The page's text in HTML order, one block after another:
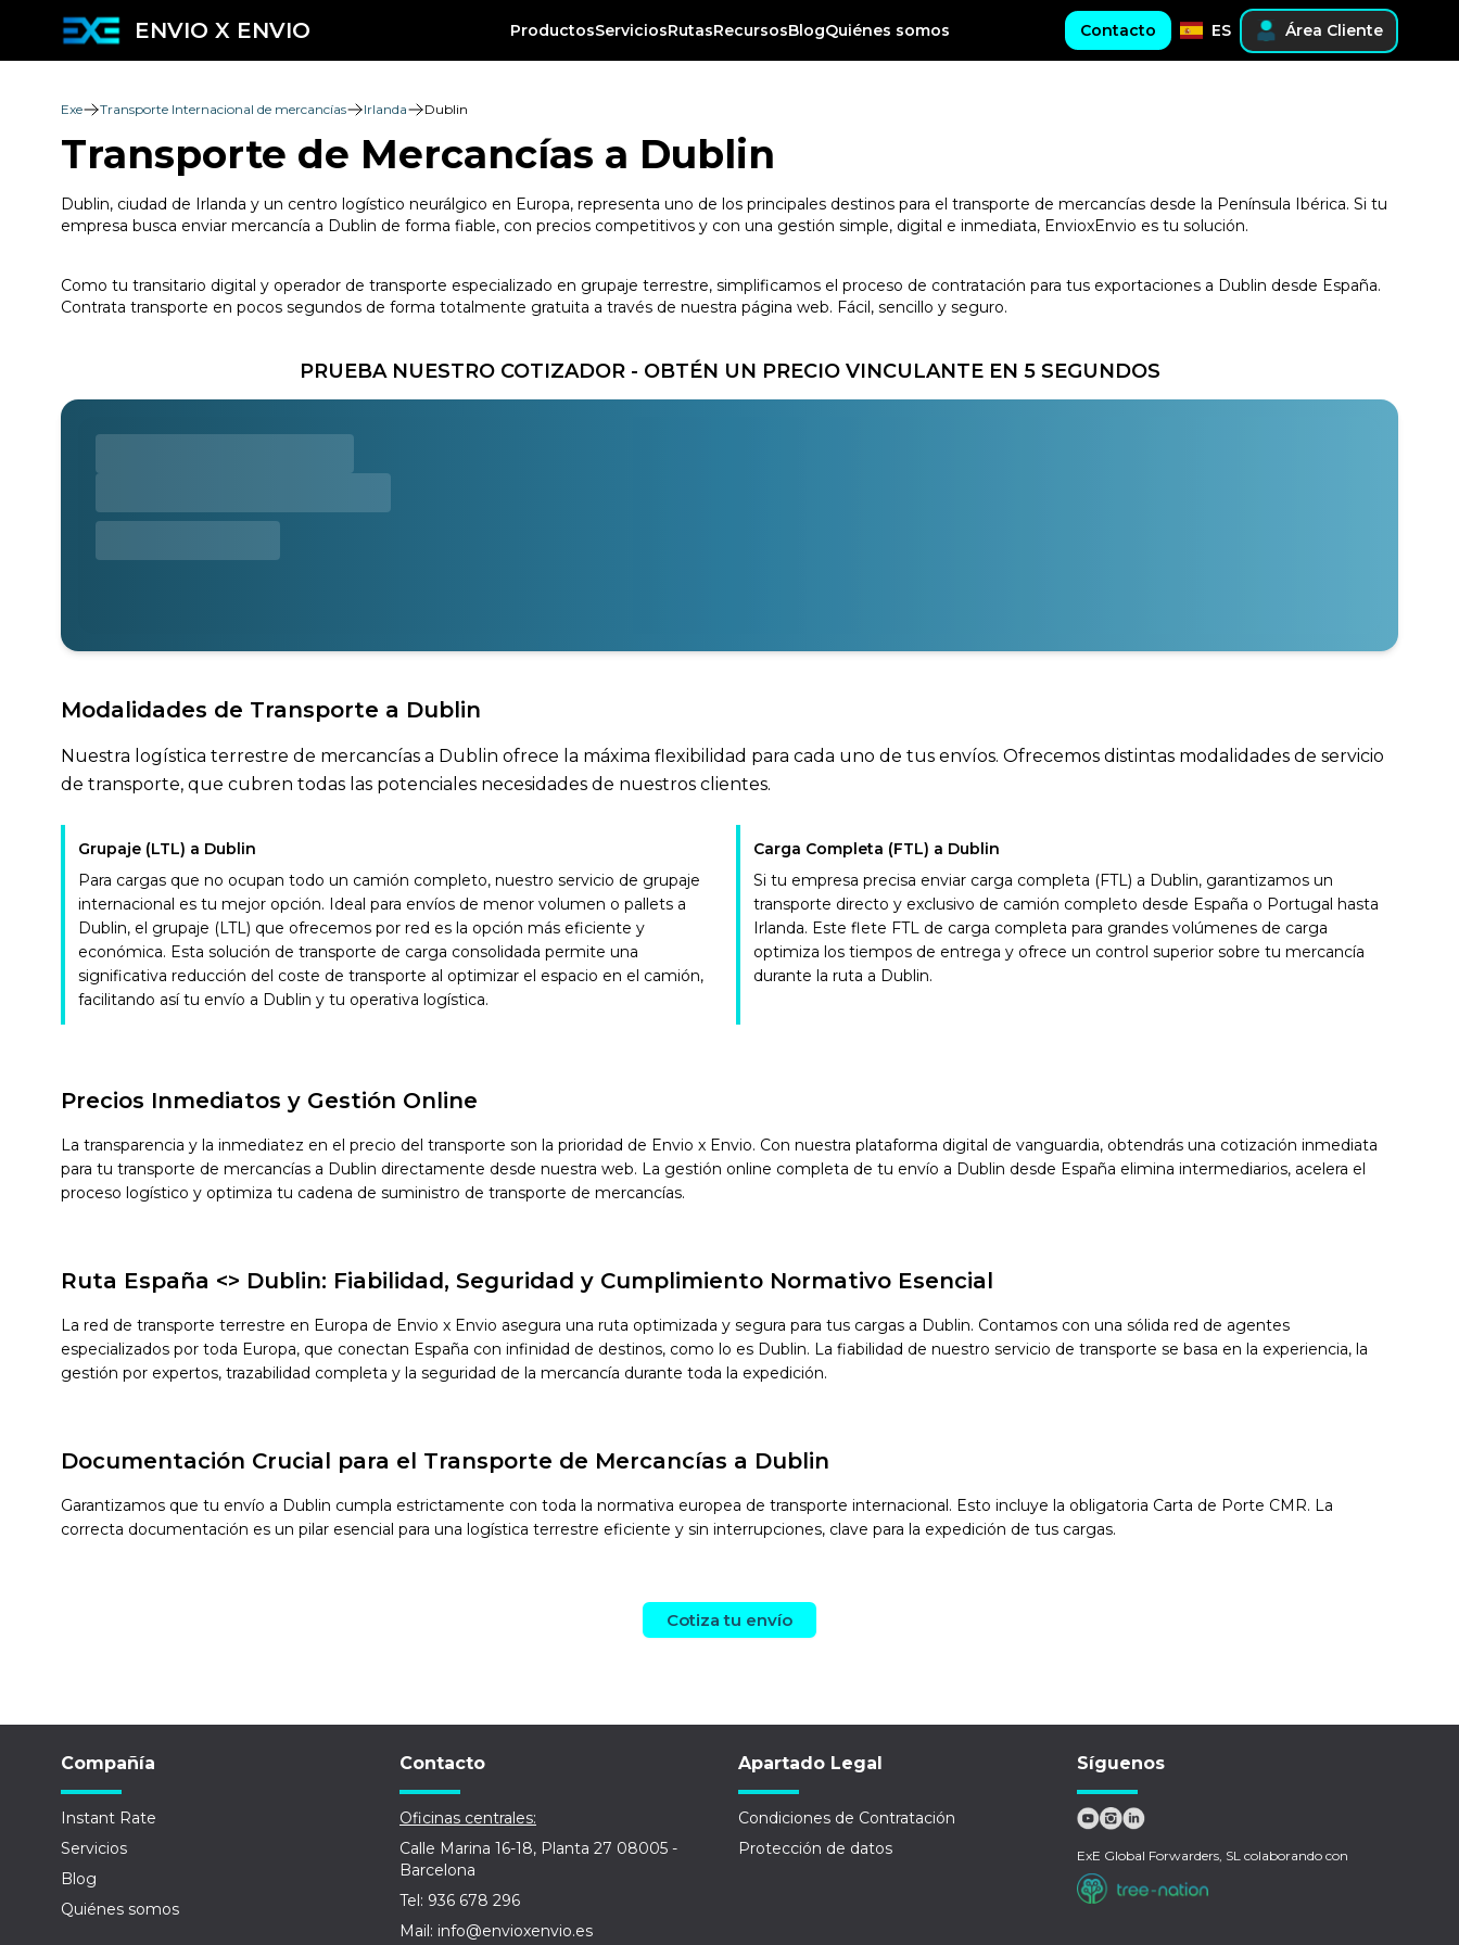
ENVIO X ENVIO ProductosServiciosRutasRecursosBlogQuiénes somos Contacto ES Área Cliente
Exe Transporte Internacional de mercancías Irlanda Dublin
Transporte de Mercancías a Dublin
Dublin, ciudad de Irlanda y un centro logístico neurálgico en Europa, representa uno de los principales destinos para el transporte de mercancías desde la Península Ibérica. Si tu
empresa busca enviar mercancía a Dublin de forma fiable, con precios competitivos y con una gestión simple, digital e inmediata, EnvioxEnvio es tu solución.
Como tu transitario digital y operador de transporte especializado en grupaje terrestre, simplificamos el proceso de contratación para tus exportaciones a Dublin desde España.
Contrata transporte en pocos segundos de forma totalmente gratuita a través de nuestra página web. Fácil, sencillo y seguro.
PRUEBA NUESTRO COTIZADOR - OBTÉN UN PRECIO VINCULANTE EN 5 SEGUNDOS
Modalidades de Transporte a Dublin
Nuestra logística terrestre de mercancías a Dublin ofrece la máxima flexibilidad para cada uno de tus envíos. Ofrecemos distintas modalidades de servicio
de transporte, que cubren todas las potenciales necesidades de nuestros clientes.
Grupaje (LTL) a Dublin
Para cargas que no ocupan todo un camión completo, nuestro servicio de grupaje
internacional es tu mejor opción. Ideal para envíos de menor volumen o pallets a
Dublin, el grupaje (LTL) que ofrecemos por red es la opción más eficiente y
económica. Esta solución de transporte de carga consolidada permite una
significativa reducción del coste de transporte al optimizar el espacio en el camión,
facilitando así tu envío a Dublin y tu operativa logística.
Carga Completa (FTL) a Dublin
Si tu empresa precisa enviar carga completa (FTL) a Dublin, garantizamos un
transporte directo y exclusivo de camión completo desde España o Portugal hasta
Irlanda. Este flete FTL de carga completa para grandes volúmenes de carga
optimiza los tiempos de entrega y ofrece un control superior sobre tu mercancía
durante la ruta a Dublin.
Precios Inmediatos y Gestión Online
La transparencia y la inmediatez en el precio del transporte son la prioridad de Envio x Envio. Con nuestra plataforma digital de vanguardia, obtendrás una cotización inmediata
para tu transporte de mercancías a Dublin directamente desde nuestra web. La gestión online completa de tu envío a Dublin desde España elimina intermediarios, acelera el
proceso logístico y optimiza tu cadena de suministro de transporte de mercancías.
Ruta España <> Dublin: Fiabilidad, Seguridad y Cumplimiento Normativo Esencial
La red de transporte terrestre en Europa de Envio x Envio asegura una ruta optimizada y segura para tus cargas a Dublin. Contamos con una sólida red de agentes
especializados por toda Europa, que conectan España con infinidad de destinos, como lo es Dublin. La fiabilidad de nuestro servicio de transporte se basa en la experiencia, la
gestión por expertos, trazabilidad completa y la seguridad de la mercancía durante toda la expedición.
Documentación Crucial para el Transporte de Mercancías a Dublin
Garantizamos que tu envío a Dublin cumpla estrictamente con toda la normativa europea de transporte internacional. Esto incluye la obligatoria Carta de Porte CMR. La
correcta documentación es un pilar esencial para una logística terrestre eficiente y sin interrupciones, clave para la expedición de tus cargas.
Cotiza tu envío
Compañía
Instant Rate
Servicios
Blog
Quiénes somos
Contacto
Oficinas centrales:
Calle Marina 16-18, Planta 27 08005 -
Barcelona
Tel: 936 678 296
Mail: info@envioxenvio.es
Apartado Legal
Condiciones de Contratación
Protección de datos
Síguenos
ExE Global Forwarders, SL colaborando con